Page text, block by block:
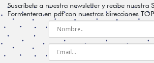
Suscríbete a nuestra newsletter y recibe nuestra
Formentera en pdf con nuestras direcciones